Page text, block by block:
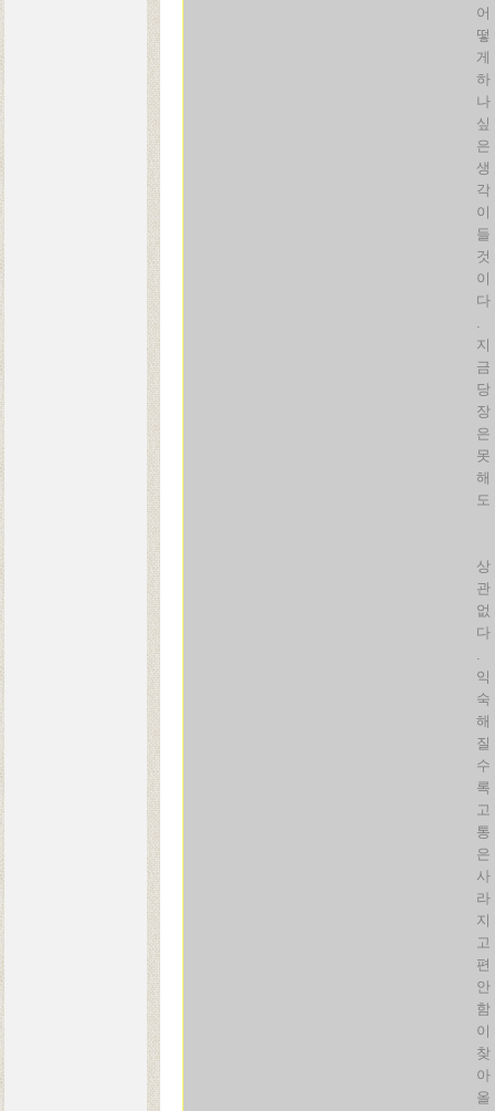
어
떻
게
하
나
싶
은
생
각
이
들
것
이
다
.
지
금
당
장
은
못
해
도
상
관
없
다
.
익
숙
해
질
수
록
고
통
은
사
라
지
고
편
안
함
이
찾
아
올